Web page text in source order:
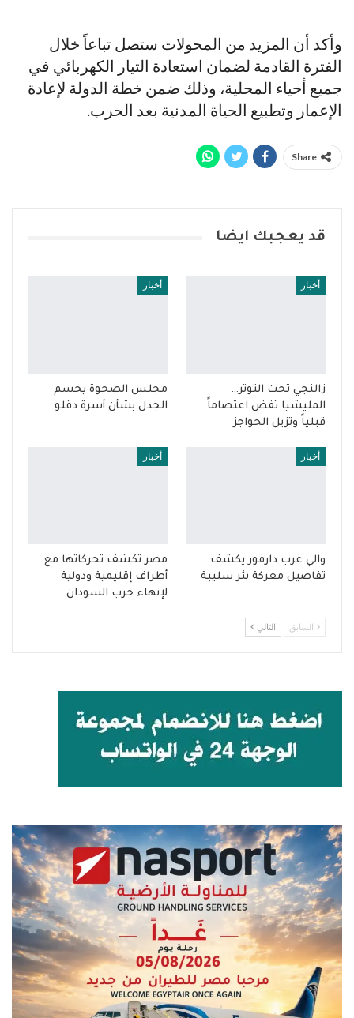
وأكد أن المزيد من المحولات ستصل تباعاً خلال
الفترة القادمة لضمان استعادة التيار الكهربائي في
جميع أحياء المحلية، وذلك ضمن خطة الدولة لإعادة
الإعمار وتطبيع الحياة المدنية بعد الحرب.
Share
قد يعجبك ايضا
أخبار
زالنجي تحت التوتر…
المليشيا تفض اعتصاماً
قبلياً وتزيل الحواجز
أخبار
مجلس الصحوة يحسم
الجدل بشأن أسرة دقلو
أخبار
والي غرب دارفور يكشف
تفاصيل معركة بئر سليبة
أخبار
مصر تكشف تحركاتها مع
أطراف إقليمية ودولية
لإنهاء حرب السودان
السابق التالي